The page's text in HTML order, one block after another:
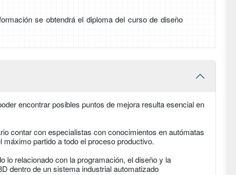
se obtendrá el diploma del curso de diseño
encontrar posibles puntos de mejora resulta esencial en
contar con especialistas con conocimientos en autómatas
partido a todo el proceso productivo.
lo relacionado con la programación, el diseño y la
dentro de un sistema industrial automatizado